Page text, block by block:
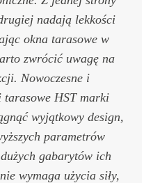
nadają lekkości
okna tarasowe w
zwrócić uwagę na
Nowoczesne i
tarasowe HST marki
wyjątkowy design,
parametrów
gabarytów ich
wymaga użycia siły,